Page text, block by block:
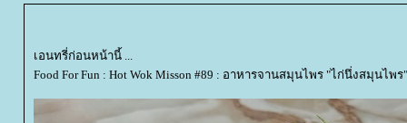
เอนทรี่ก่อนหน้านี้ ...
Food For Fun : Hot Wok Misson #89 : อาหารจานสมุนไพร "ไก่นึ่งสมุนไพ